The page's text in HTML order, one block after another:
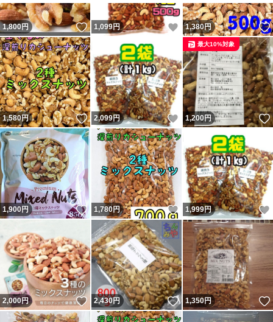
1,800円 いいね！
1,099円 いいね！
1,380円
1,580円 いいね！
2,099円 いいね！
1,200円
最大10%対象
1,900円 いいね！
1,780円 いいね！
1,999円
2,000円 いいね！
2,430円 いいね！
1,350円